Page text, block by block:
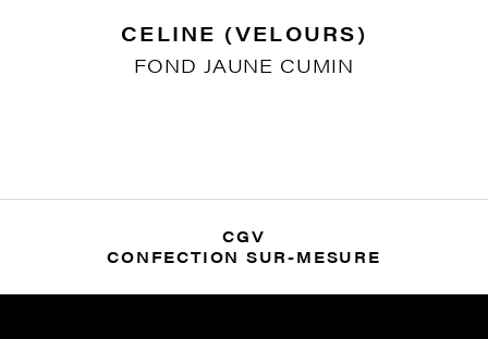
CELINE (VELOURS)
FOND JAUNE CUMIN
CGV
CONFECTION SUR-MESURE